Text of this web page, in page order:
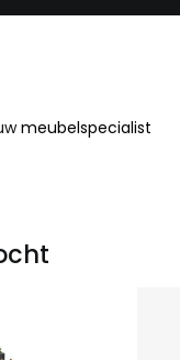
meubelspecialist